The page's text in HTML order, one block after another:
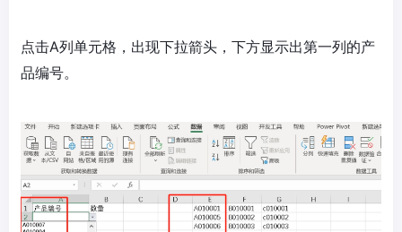
点击A列单元格，出现下拉箭头，下方显示出第一列的产
品编号。